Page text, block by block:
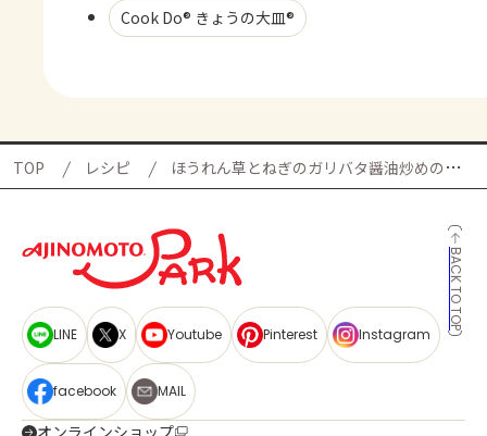
Cook Do® きょうの大皿®
TOP レシピ ほうれん草とねぎのガリバタ醤油炒めの献立
BACK TO TOP
LINE X Youtube Pinterest Instagram
facebook MAIL